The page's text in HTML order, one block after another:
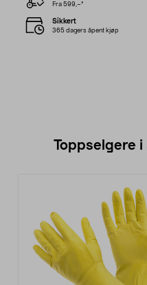
Fra 599,–*
Sikkert
365 dagers åpent kjøp
Toppselgere